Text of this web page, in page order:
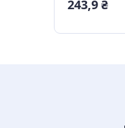
243,9 ₴